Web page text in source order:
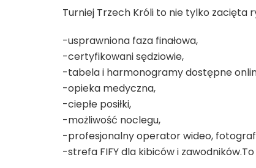
Turniej Trzech Króli to nie tylko zacięta
-usprawniona faza finałowa,
-certyfikowani sędziowie,
-tabela i harmonogramy dostępne
-opieka medyczna,
-ciepłe posiłki,
-możliwość noclegu,
-profesjonalny operator wideo,
-strefa FIFY dla kibiców i